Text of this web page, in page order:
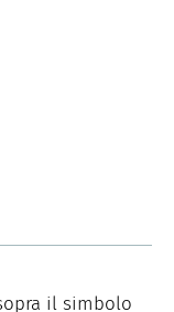
il simbolo